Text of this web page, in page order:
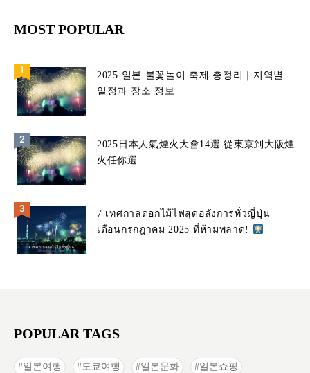
MOST POPULAR
2025 일본 불꽃놀이 축제 총정리｜지역별
일정과 장소 정보
2025日本人氣煙火大會14選 從東京到大阪煙
火任你選
7 เทศกาลดอกไม้ไฟสุดอลังการทั่วญี่ปุ่น
เดือนกรกฎาคม 2025 ที่ห้ามพลาด!
POPULAR TAGS
일본여행 도쿄여행 일본문화 일본쇼핑